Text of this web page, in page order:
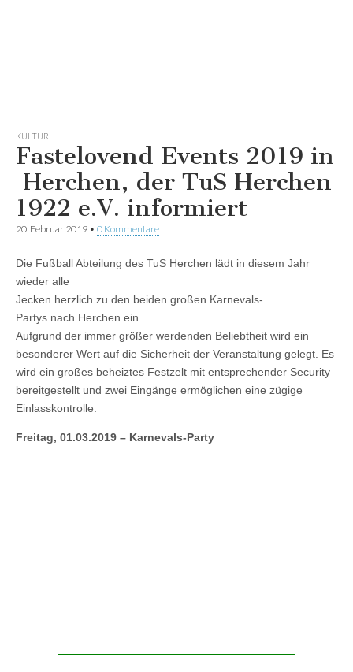
KULTUR
Fastelovend Events 2019 in
Herchen, der TuS Herchen
1922 e.V. informiert
20. Februar 2019 • 0 Kommentare
Die Fußball Abteilung des TuS Herchen lädt in diesem Jahr
wieder alle
Jecken herzlich zu den beiden großen Karnevals-
Partys nach Herchen ein.
Aufgrund der immer größer werdenden Beliebtheit wird ein
besonderer Wert auf die Sicherheit der Veranstaltung gelegt. Es
wird ein großes beheiztes Festzelt mit entsprechender Security
bereitgestellt und zwei Eingänge ermöglichen eine zügige
Einlasskontrolle.
Freitag, 01.03.2019 – Karnevals-Party